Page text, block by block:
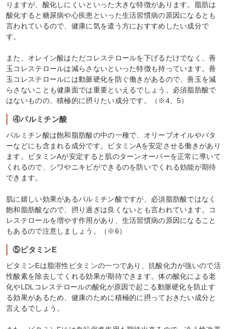
りますが、酸化しにくいといった大きな特徴があります。脂肪は
酸化すると糖尿病や心疾患といった生活習慣病の原因になるとも
言われているので、健康に気を遣う方におすすめしたい成分で
す。
また、オレイン酸はただコレステロールを下げるだけでなく、善
玉コレステロールは減らさないといった特徴も持っています。善
玉コレステロールには動脈硬化を防ぐ働きがあるので、善玉を減
らさないことも健康面では重要といえるでしょう。必須脂肪酸で
はないものの、積極的に摂りたい成分です。（※4、5）
④パルミチン酸
パルミチン酸は飽和脂肪酸の中の一種で、オリーブオイルやバタ
ーなどにも含まれる成分です。ビタミンAを安定させる働きがあり
ます。ビタミンAが安定すると肌のターンオーバーを正常に導いて
くれるので、シワやニキビができるのを防いでくれる効能が期待
できます。
肌に嬉しい効果があるパルミチン酸ですが、必須脂肪酸ではなく
飽和脂肪酸なので、摂り過ぎは良くないとも言われています。コ
レステロールを増やす作用があり、生活習慣病の原因になること
もあるので注意しましょう。（※6）
⑤ビタミンE
ビタミンEは脂溶性ビタミンの一つであり、抗酸化力が強いので活
性酸素を除去してくれる効果が期待できます。体の酸化による老
化やLDLコレステロールの酸化が原因で起こる動脈硬化を防止す
る効果があるため、健康のために積極的に摂っておきたい成分と
言えるでしょう。